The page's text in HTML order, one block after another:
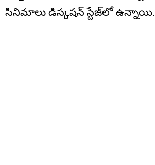
సినిమాలు డిస్క‌ష‌న్ స్టేజ్‌లో ఉన్నాయి.